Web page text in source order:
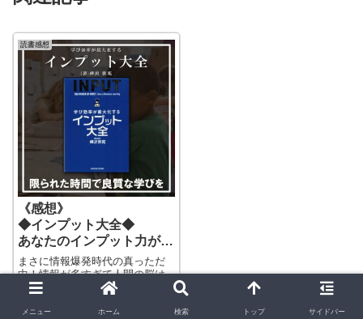
読書感想
《感想》
◆インプット大全◆
あなたのインプット力がぐ
んぐん上がる！
まさに情報爆発時代の真っただ
中！情報が多すぎて人間の脳は
ストレスを抱えているかもしれ
報をインプットする方法を身に
メニュー ホーム 検索 トップ サイドバー